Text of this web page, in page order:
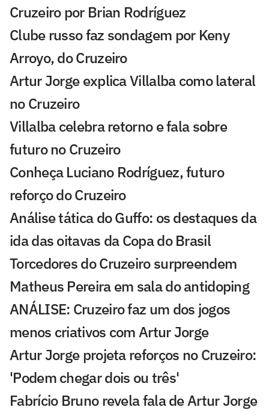
Cruzeiro por Brian Rodríguez
Clube russo faz sondagem por Keny
Arroyo, do Cruzeiro
Artur Jorge explica Villalba como lateral
no Cruzeiro
Villalba celebra retorno e fala sobre
futuro no Cruzeiro
Conheça Luciano Rodríguez, futuro
reforço do Cruzeiro
Análise tática do Guffo: os destaques da
ida das oitavas da Copa do Brasil
Torcedores do Cruzeiro surpreendem
Matheus Pereira em sala do antidoping
ANÁLISE: Cruzeiro faz um dos jogos
menos criativos com Artur Jorge
Artur Jorge projeta reforços no Cruzeiro:
'Podem chegar dois ou três'
Fabrício Bruno revela fala de Artur Jorge